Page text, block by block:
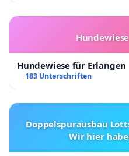
Hundewiese für Erlangen
183 Unterschriften
Doppelspurausbau
Wir hier